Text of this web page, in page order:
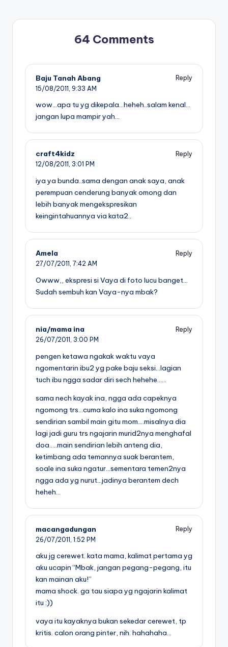
64 Comments
Baju Tanah Abang
Reply
15/08/2011, 9:33 AM
wow…apa tu yg dikepala…heheh..salam kenal…
jangan lupa mampir yah…
craft4kidz
Reply
12/08/2011, 3:01 PM
iya ya bunda..sama dengan anak saya, anak
perempuan cenderung banyak omong dan
lebih banyak mengekspresikan
keingintahuannya via kata2..
Amela
Reply
27/07/2011, 7:42 AM
Owww,, ekspresi si Vaya di foto lucu banget…
Sudah sembuh kan Vaya-nya mbak?
nia/mama ina
Reply
26/07/2011, 3:00 PM
pengen ketawa ngakak waktu vaya
ngomentarin ibu2 yg pake baju seksi…lagian
tuch ibu ngga sadar diri sech hehehe……
sama nech kayak ina, ngga ada capeknya
ngomong trs…cuma kalo ina suka ngomong
sendirian sambil main gitu mom….misalnya dia
lagi jadi guru trs ngajarin murid2nya menghafal
doa…..main sendirian lebih anteng dia,
ketimbang ada temannya suak berantem,
soale ina suka ngatur…sementara temen2nya
ngga ada yg nurut…jadinya berantem dech
heheh…
macangadungan
Reply
26/07/2011, 1:52 PM
aku jg cerewet. kata mama, kalimat pertama yg
aku ucapin “Mbak, jangan pegang-pegang, itu
kan mainan aku!”
mama shock. ga tau siapa yg ngajarin kalimat
itu :))
vaya itu kayaknya bukan sekedar cerewet, tp
kritis. calon orang pinter, nih. hahahaha…